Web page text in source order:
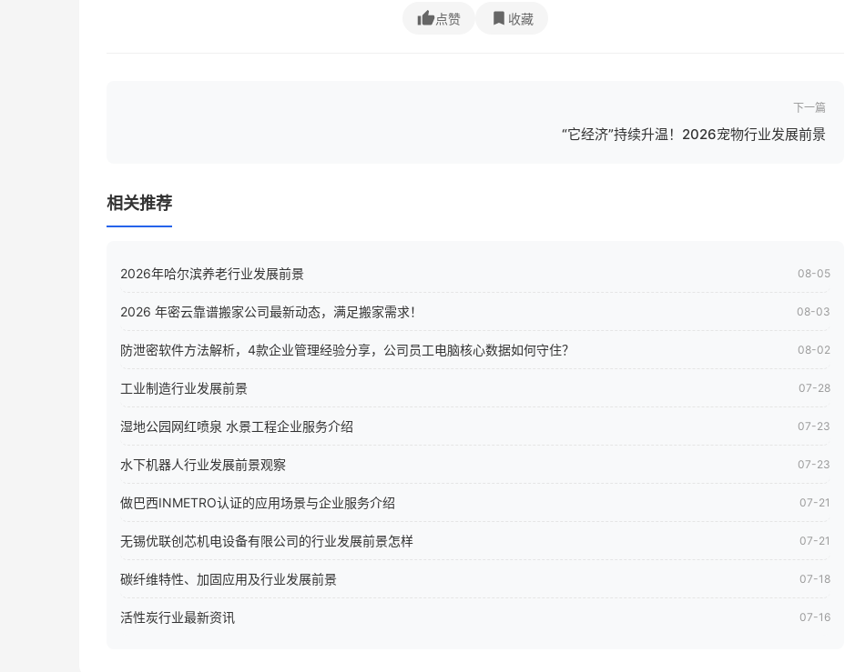
点赞 收藏
下一篇
“它经济”持续升温！2026宠物行业发展前景
相关推荐
2026年哈尔滨养老行业发展前景 08-05
2026 年密云靠谱搬家公司最新动态，满足搬家需求！ 08-03
防泄密软件方法解析，4款企业管理经验分享，公司员工电脑核心数据如何守住？ 08-02
工业制造行业发展前景 07-28
湿地公园网红喷泉 水景工程企业服务介绍 07-23
水下机器人行业发展前景观察 07-23
做巴西INMETRO认证的应用场景与企业服务介绍 07-21
无锡优联创芯机电设备有限公司的行业发展前景怎样 07-21
碳纤维特性、加固应用及行业发展前景 07-18
活性炭行业最新资讯 07-16